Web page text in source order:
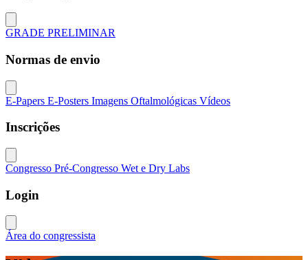
Close modal
GRADE PRELIMINAR
Normas de envio
Close modal
E-Papers E-Posters Imagens Oftalmológicas Vídeos
Inscrições
Close modal
Congresso Pré-Congresso Wet e Dry Labs
Login
Close modal
Área do congressista